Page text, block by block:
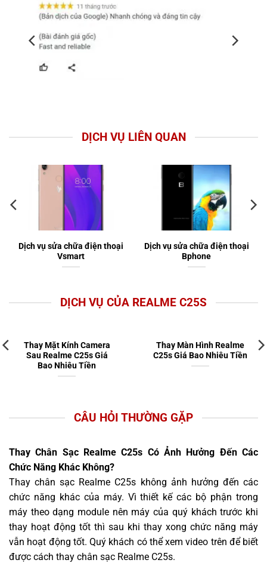
DỊCH VỤ LIÊN QUAN
Dịch vụ sửa chữa điện thoại
Vsmart
Dịch vụ sửa chữa điện thoại
Bphone
DỊCH VỤ CỦA REALME C25S
Thay Mặt Kính Camera
Sau Realme C25s Giá
Bao Nhiêu Tiền
Thay Màn Hình Realme
C25s Giá Bao Nhiêu Tiền
CÂU HỎI THƯỜNG GẶP
Thay Chân Sạc Realme C25s Có Ảnh Hưởng Đến Các
Chức Năng Khác Không?
Thay chân sạc Realme C25s không ảnh hưởng đến các
chức năng khác của máy. Vì thiết kế các bộ phận trong
máy theo dạng module nên máy của quý khách trước khi
thay hoạt động tốt thì sau khi thay xong chức năng máy
vẫn hoạt động tốt. Quý khách có thể xem video trên để biết
được cách thay chân sạc Realme C25s.